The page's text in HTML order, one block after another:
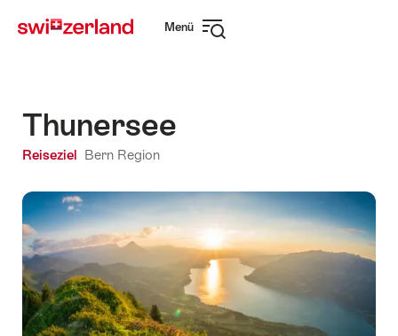
Menü
Thunersee
Reiseziel Bern Region